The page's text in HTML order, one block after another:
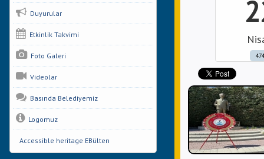
Duyurular
Etkinlik Takvimi
Foto Galeri
Videolar
Basında Belediyemiz
Logomuz
Accessible heritage EBülten